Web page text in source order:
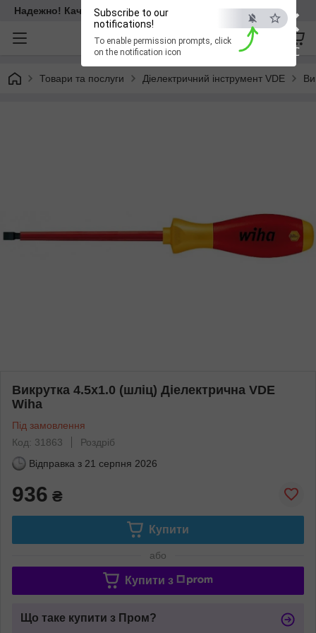
×
ESC
Subscribe to our
notifications!
To enable permission prompts, click
on the notification icon
Надежно! Качественно! Для всех!
Товари та послуги Діелектричний інструмент VDE
Викрутка 4.5х1.0 (шліц) Діелектрична VDE
Wiha
Під замовлення
Код: 31863
Роздріб
Відправка з 21 серпня 2026
936 ₴
Купити
або
Купити з
Що таке купити з Пром?